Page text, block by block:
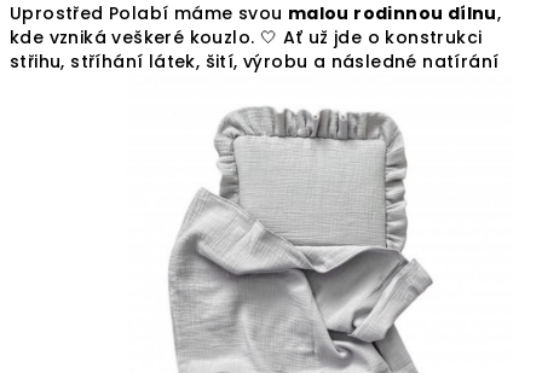
Uprostřed Polabí máme svou malou rodinnou dílnu,
kde vzniká veškeré kouzlo. 🤍 Ať už jde o konstrukci
střihu, stříhání látek, šití, výrobu a následné natírání